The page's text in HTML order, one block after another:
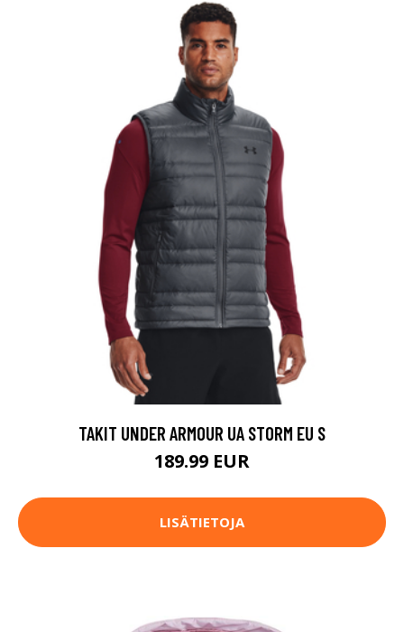
TAKIT UNDER ARMOUR UA STORM EU S
189.99 EUR
LISÄTIETOJA